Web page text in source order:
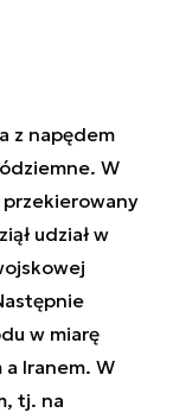
z napędem
W
udział w
w miarę
a Iranem. W
tj. na